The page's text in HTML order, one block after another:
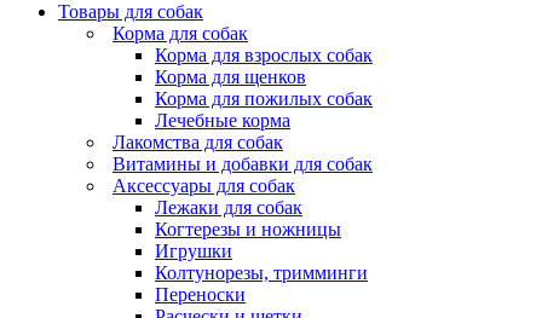
Товары для собак
Корма для собак
Корма для взрослых собак
Корма для щенков
Корма для пожилых собак
Лечебные корма
Лакомства для собак
Витамины и добавки для собак
Аксессуары для собак
Лежаки для собак
Когтерезы и ножницы
Игрушки
Колтунорезы, тримминги
Переноски